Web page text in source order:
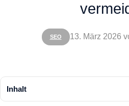
SEO 13. März 2026
Inhalt